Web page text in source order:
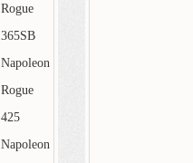
Rogue
365SB
Napoleon
Rogue
425
Napoleon